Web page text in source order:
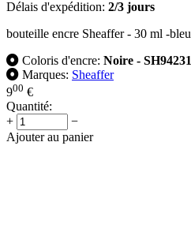
Délais d'expédition: 2/3 jours
bouteille encre Sheaffer - 30 ml -bleu
Coloris d'encre: Noire - SH94231
Marques: Sheaffer
900 €
Quantité:
+
−
Ajouter au panier